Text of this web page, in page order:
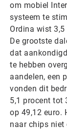
om mobiel
systeem te
Ordina wist
De grootste
dat
te hebben
aandelen, een
vonden dit
5,1 procent tot
op 49,12 euro.
naar chips niet